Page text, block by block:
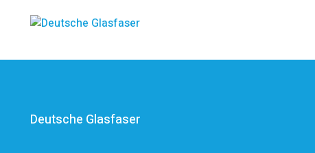
Deutsche Glasfaser